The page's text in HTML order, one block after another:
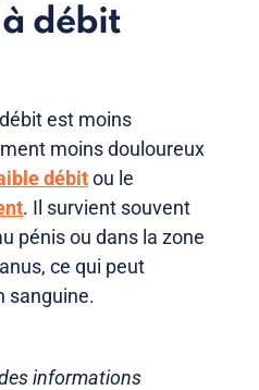
débit
est moins
moins douloureux
débitou le
. Il survient souvent
pénis ou dans la zone
ce qui peut
sanguine.
informations